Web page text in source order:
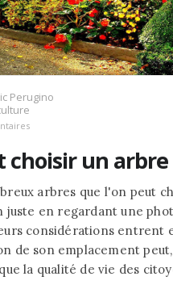
Perugino
choisir un
arbres que l'on peut
juste en regardant une
considérations entrent
de son emplacement
la qualité de vie des